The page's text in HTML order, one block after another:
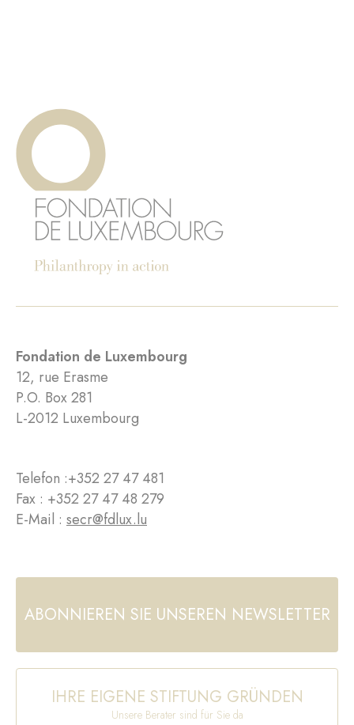
Fondation de Luxembourg
12, rue Erasme
P.O. Box 281
L-2012 Luxembourg
Telefon :+352 27 47 481
Fax : +352 27 47 48 279
E-Mail : secr@fdlux.lu
ABONNIEREN SIE UNSEREN NEWSLETTER
IHRE EIGENE STIFTUNG GRÜNDEN
Unsere Berater sind für Sie da